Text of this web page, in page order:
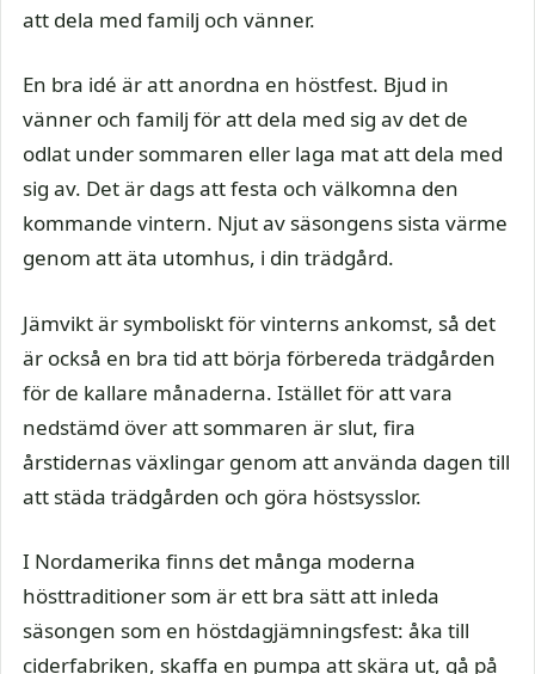
att dela med familj och vänner.
En bra idé är att anordna en höstfest. Bjud in
vänner och familj för att dela med sig av det de
odlat under sommaren eller laga mat att dela med
sig av. Det är dags att festa och välkomna den
kommande vintern. Njut av säsongens sista värme
genom att äta utomhus, i din trädgård.
Jämvikt är symboliskt för vinterns ankomst, så det
är också en bra tid att börja förbereda trädgården
för de kallare månaderna. Istället för att vara
nedstämd över att sommaren är slut, fira
årstidernas växlingar genom att använda dagen till
att städa trädgården och göra höstsysslor.
I Nordamerika finns det många moderna
hösttraditioner som är ett bra sätt att inleda
säsongen som en höstdagjämningsfest: åka till
ciderfabriken, skaffa en pumpa att skära ut, gå på